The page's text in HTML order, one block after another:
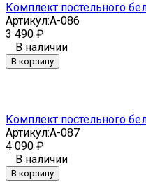
Комплект постельного
Артикул:A-086
3 490 ₽
В наличии
В корзину
Комплект постельного
Артикул:A-087
4 090 ₽
В наличии
В корзину